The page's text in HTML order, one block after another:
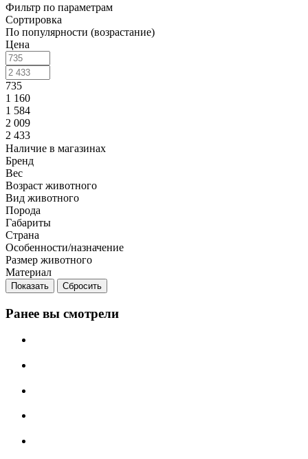
Фильтр по параметрам
Сортировка
По популярности (возрастание)
Цена
735
1 160
1 584
2 009
2 433
Наличие в магазинах
Бренд
Вес
Возраст животного
Вид животного
Порода
Габариты
Страна
Особенности/назначение
Размер животного
Материал
Сбросить
Ранее вы смотрели